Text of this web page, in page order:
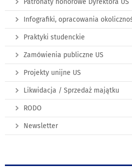
Patronaty honorowe Dyrektora US
Infografiki, opracowania
Praktyki studenckie
Zamówienia publiczne US
Projekty unijne US
Likwidacja / Sprzedaż majątku
RODO
Newsletter